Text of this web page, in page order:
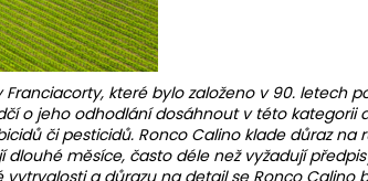
které bylo založeno v 90. letech
o jeho odhodlání dosáhnout v této kategorii
či pesticidů. Ronco Calino klade důraz
měsíce, často déle než vyžadují